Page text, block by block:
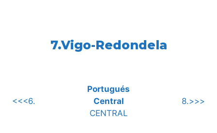
7.Vigo-Redondela
<<<6.
Portugués
Central
CENTRAL
8.>>>